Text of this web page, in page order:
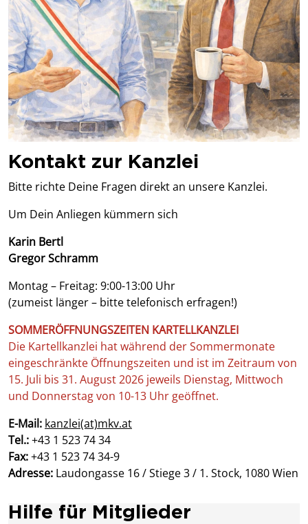
Kontakt zur Kanzlei
Bitte richte Deine Fragen direkt an unsere Kanzlei.
Um Dein Anliegen kümmern sich
Karin Bertl
Gregor Schramm
Montag – Freitag: 9:00-13:00 Uhr
(zumeist länger – bitte telefonisch erfragen!)
SOMMERÖFFNUNGSZEITEN KARTELLKANZLEI
Die Kartellkanzlei hat während der Sommermonate
eingeschränkte Öffnungszeiten und ist im Zeitraum von
15. Juli bis 31. August 2026 jeweils Dienstag, Mittwoch
und Donnerstag von 10-13 Uhr geöffnet.
E-Mail: kanzlei(at)mkv.at
Tel.:+43 1 523 74 34
Fax:+43 1 523 74 34-9
Adresse: Laudongasse 16 / Stiege 3 / 1. Stock, 1080 Wien
Hilfe für Mitglieder